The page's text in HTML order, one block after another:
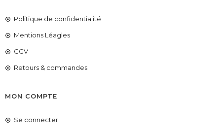
Politique de confidentialité
Mentions Léagles
CGV
Retours & commandes
MON COMPTE
Se connecter